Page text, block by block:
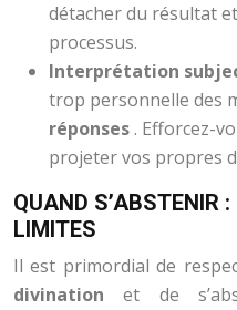
détacher du résultat
processus.
Interprétation
trop personnelle des
réponses. Efforcez-
projeter vos propres
QUAND S’ABSTENIR
LIMITES
Il est primordial de
divinationet de